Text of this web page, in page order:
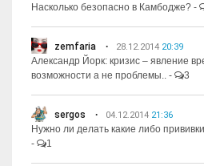
Насколько безопасно в Камбодже? -
zemfaria 28.12.2014 20:39
Александр Йорк: кризис – явление
возможности а не проблемы..
- 3
sergos 04.12.2014 21:36
Нужно ли делать какие либо
-
1